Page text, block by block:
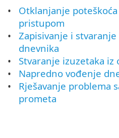
Otklanjanje
pristupom
Zapisivanje i
dnevnika
Stvaranje izuzetaka
Napredno vođenje
Rješavanje problema
prometa